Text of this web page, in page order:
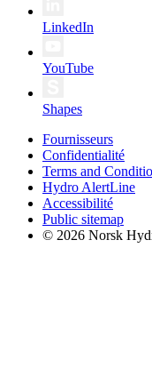
LinkedIn
YouTube
Shapes
Fournisseurs
Confidentialité
Terms and
Hydro AlertLine
Accessibilité
Public sitemap
© 2026 Norsk